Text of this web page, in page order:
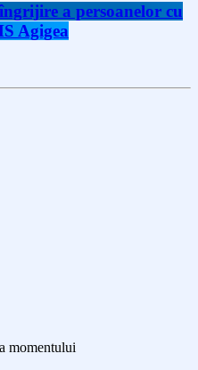
a persoanelor cu
Agigea
momentului